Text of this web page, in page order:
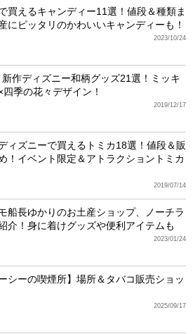
買えるキャンディー11選！値段＆種類ま
にピッタリのかわいいキャンディーも！
2023/10/24
新作ディズニー和柄グッズ21選！ミッキ
季の花々デザイン！
2019/12/17
ィズニーで買えるトミカ18選！値段＆販
！イベント限定＆アトラクショントミカ
2019/07/14
船長ゆかりのお土産ショップ、ノーチラ
介！身に着けグッズや便利アイテムも
2023/01/24
シーの喫煙所】場所＆タバコ販売ショッ
2025/09/17